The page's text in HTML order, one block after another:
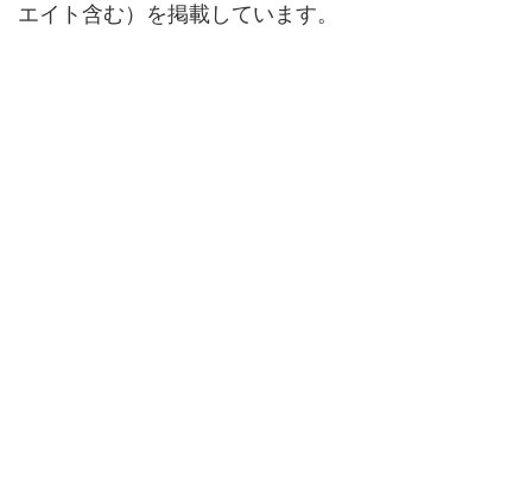
エイト含む）を掲載しています。